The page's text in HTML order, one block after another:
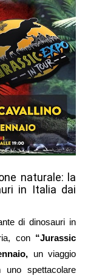
naturale: la
in Italia dai
di dinosauri in
con “Jurassic
un viaggio
spettacolare